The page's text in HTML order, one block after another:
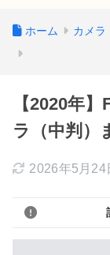
ホーム カメラ
【2020年
ラ（中判）
2026年5月24